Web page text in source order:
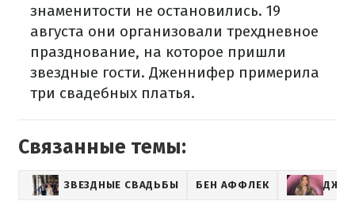
знаменитости не остановились. 19
августа они организовали трехдневное
празднование, на которое пришли
звездные гости. Дженнифер примерила
три свадебных платья.
Связанные темы:
ЗВЕЗДНЫЕ СВАДЬБЫ БЕН АФФЛЕК